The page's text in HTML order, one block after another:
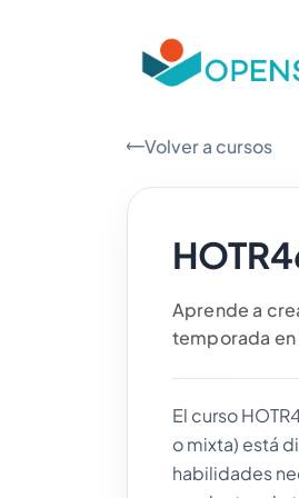
Volver a cursos
Aprende a
temporada en
El curso
o mixta) está
habilidades